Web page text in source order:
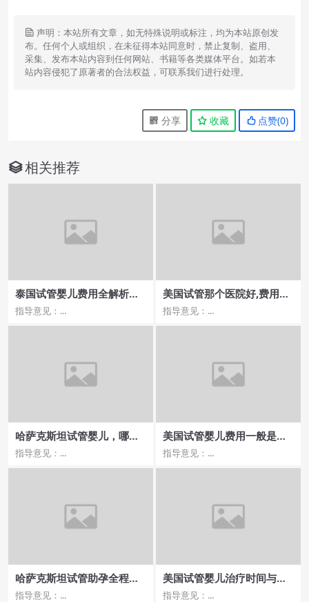
声明：本站所有文章，如无特殊说明或标注，均为本站原创发
布。任何个人或组织，在未征得本站同意时，禁止复制、盗用、
采集、发布本站内容到任何网站、书籍等各类媒体平台。如若本
站内容侵犯了原著者的合法权益，可联系我们进行处理。
分享 收藏 点赞(0)
相关推荐
泰国试管婴儿费用全解析：
流程步骤与价格一览
指导意见：...
美国试管那个医院好,费用透
明与隐性费用揭秘
指导意见：...
哈萨克斯坦试管婴儿，哪家
医院有成功？
指导意见：...
美国试管婴儿费用一般是多
少, 成功率高的医院推荐
指导意见：...
哈萨克斯坦试管助孕全程跟
踪与服务评价
指导意见：...
美国试管婴儿治疗时间与成
功率
指导意见：...